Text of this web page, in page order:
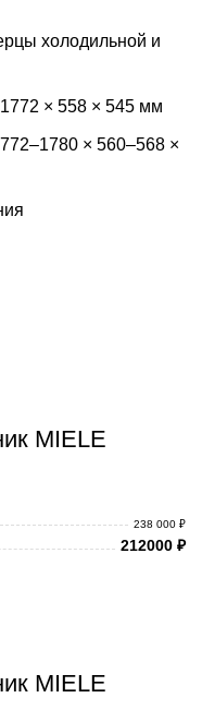
холодильной и
× 558 × 545 мм
× 560–568 ×
MIELE
238 000 ₽
212000 ₽
MIELE